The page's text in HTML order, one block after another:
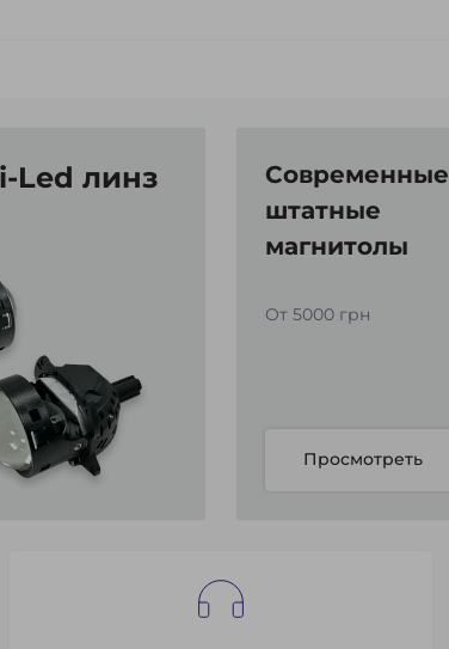
Led линз
Современные
штатные
магнитолы
От 5000 грн
Просмотреть